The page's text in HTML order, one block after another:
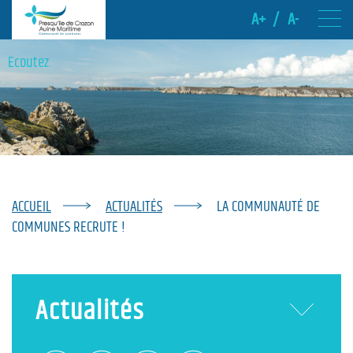
A+ / A-
Ecoutez
ACCUEIL ACTUALITÉS
LA COMMUNAUTÉ DE
COMMUNES RECRUTE !
Actualités